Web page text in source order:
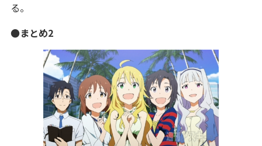
る。
●まとめ2